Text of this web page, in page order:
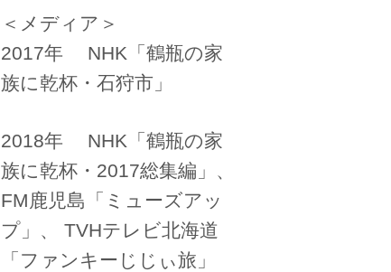
＜メディア＞
2017年 NHK「鶴瓶の家
族に乾杯・石狩市」
2018年 NHK「鶴瓶の家
族に乾杯・2017総集編」、
FM鹿児島「ミューズアッ
プ」、 TVHテレビ北海道
「ファンキーじじぃ旅」